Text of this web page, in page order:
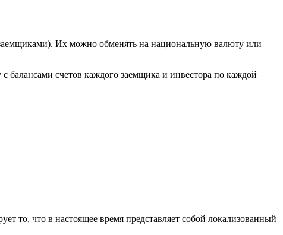
Их можно обменять на национальную валюту или
счетов каждого заемщика и инвестора по каждой
то, что в настоящее время представляет собой локализованный